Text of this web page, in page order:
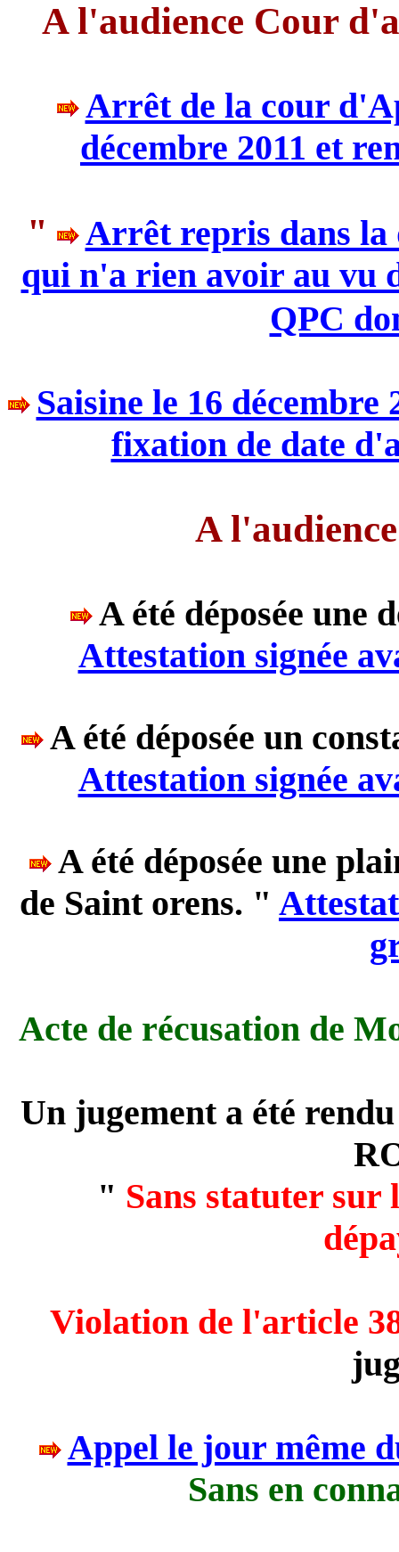
A l'audience Cour
Arrêt de la cour
décembre 2011 et
"
Arrêt repris dans la
qui n'a rien avoir au vu
QPC
Saisine le 16
fixation de date
A
A été déposée une
Attestation signée
Aété déposée un
Attestation signée
Aété déposée une
de Saint orens. "
Acte de récusation de
Un jugement a été
" Sans statuter sur
Violation de l'article
Appel le jour même
Sans en